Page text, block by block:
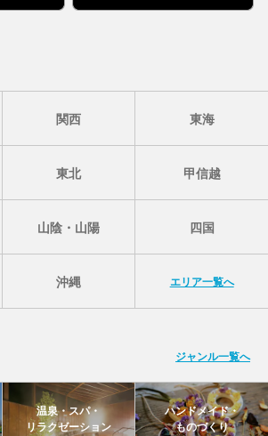
関西 東海
東北 甲信越
山陰・山陽 四国
沖縄 エリア一覧へ
ジャンル一覧へ
温泉・スパ・
リラクゼーション
ハンドメイド・
ものづくり